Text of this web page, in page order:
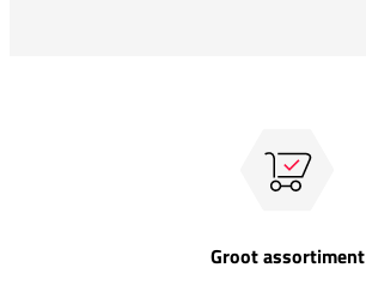
Groot assortiment